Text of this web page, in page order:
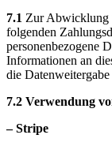
7.1 Zur Abwicklung
folgenden
personenbezogene
Informationen an
die
7.2 Verwendung
– Stripe